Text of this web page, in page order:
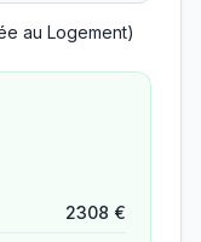
au Logement)
2308 €